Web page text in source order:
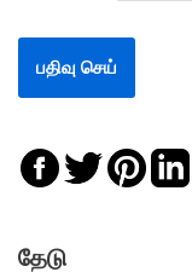
தேடு